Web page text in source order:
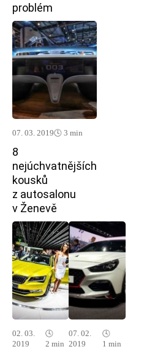
problém
07. 03. 2019🕓 3 min
8
nejúchvatnějších
kousků
z autosalonu
v Ženevě
02. 03.
2019
🕓
2 min
07. 02.
2019
🕓
1 min